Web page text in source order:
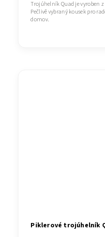
Trojúhelník Quad je vyroben
Pečlivě vybraný kousek pro
domov.
Piklerové trojúhelník